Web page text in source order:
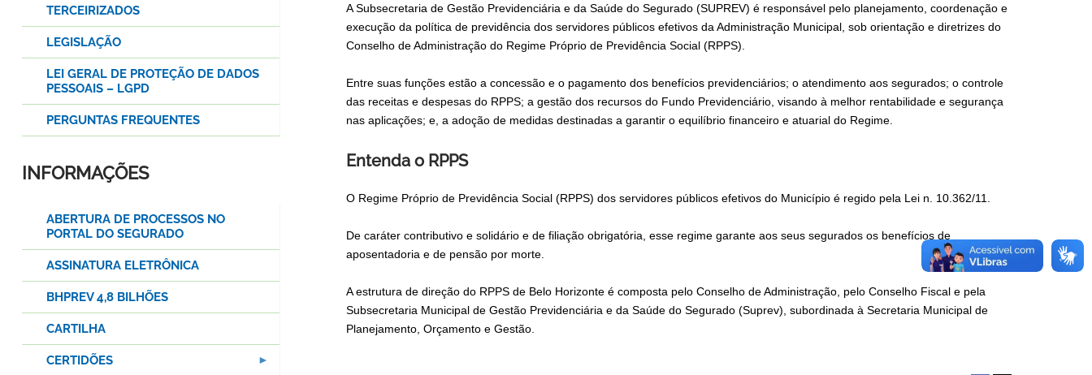
A Subsecretaria de Gestão Previdenciária e da Saúde do Segurado (SUPREV) é responsável pelo planejamento, coordenação e
execução da política de previdência dos servidores públicos efetivos da Administração Municipal, sob orientação e diretrizes do
Conselho de Administração do Regime Próprio de Previdência Social (RPPS).
Entre suas funções estão a concessão e o pagamento dos benefícios previdenciários; o atendimento aos segurados; o controle
das receitas e despesas do RPPS; a gestão dos recursos do Fundo Previdenciário, visando à melhor rentabilidade e segurança
nas aplicações; e, a adoção de medidas destinadas a garantir o equilíbrio financeiro e atuarial do Regime.
Entenda o RPPS
O Regime Próprio de Previdência Social (RPPS) dos servidores públicos efetivos do Município é regido pela Lei n. 10.362/11.
De caráter contributivo e solidário e de filiação obrigatória, esse regime garante aos seus segurados os benefícios de
aposentadoria e de pensão por morte.
A estrutura de direção do RPPS de Belo Horizonte é composta pelo Conselho de Administração, pelo Conselho Fiscal e pela
Subsecretaria Municipal de Gestão Previdenciária e da Saúde do Segurado (Suprev), subordinada à Secretaria Municipal de
Planejamento, Orçamento e Gestão.
TERCEIRIZADOS
LEGISLAÇÃO
LEI GERAL DE PROTEÇÃO DE DADOS
PESSOAIS – LGPD
PERGUNTAS FREQUENTES
INFORMAÇÕES
ABERTURA DE PROCESSOS NO
PORTAL DO SEGURADO
ASSINATURA ELETRÔNICA
BHPREV 4,8 BILHÕES
CARTILHA
CERTIDÕES